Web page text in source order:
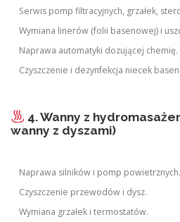
Serwis pomp filtracyjnych, grzałek,
Wymiana linerów (folii basenowej) i
Naprawa automatyki dozującej chemię.
Czyszczenie i dezynfekcja niecek
4. Wanny z
wanny z dyszami)
Naprawa silników i pomp powietrznych.
Czyszczenie przewodów i dysz.
Wymiana grzałek i termostatów.